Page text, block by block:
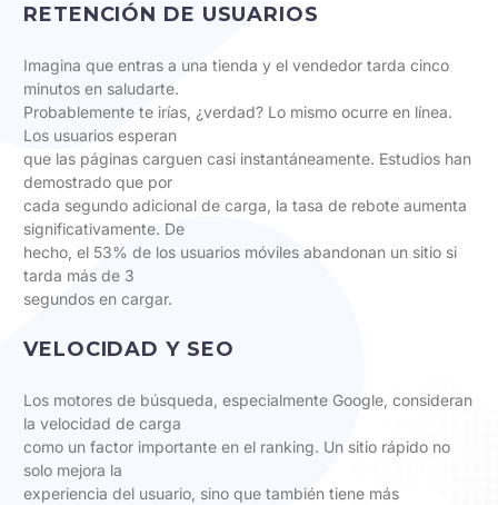
RETENCIÓN DE USUARIOS
Imagina que entras a una tienda y el vendedor tarda cinco
minutos en saludarte.
Probablemente te irías, ¿verdad? Lo mismo ocurre en línea.
Los usuarios esperan
que las páginas carguen casi instantáneamente. Estudios han
demostrado que por
cada segundo adicional de carga, la tasa de rebote aumenta
significativamente. De
hecho, el 53% de los usuarios móviles abandonan un sitio si
tarda más de 3
segundos en cargar.
VELOCIDAD Y SEO
Los motores de búsqueda, especialmente Google, consideran
la velocidad de carga
como un factor importante en el ranking. Un sitio rápido no
solo mejora la
experiencia del usuario, sino que también tiene más